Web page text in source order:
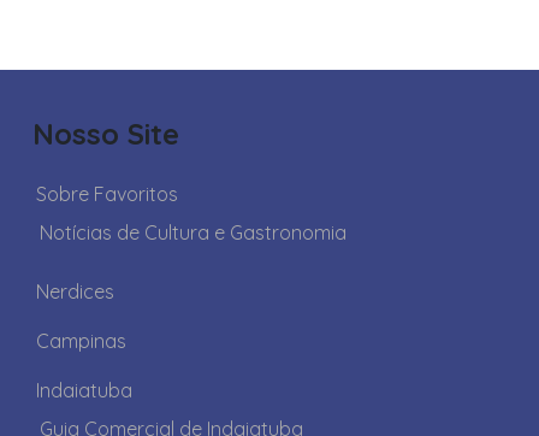
Nosso Site
Sobre Favoritos
Notícias de Cultura e Gastronomia
Nerdices
Campinas
Indaiatuba
Guia Comercial de Indaiatuba